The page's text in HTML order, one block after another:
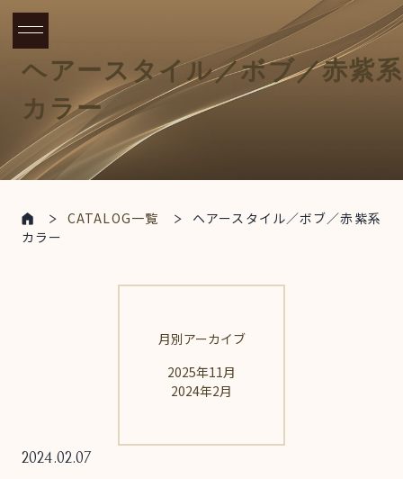
ヘアースタイル／ボブ／赤紫系
カラー
CATALOG一覧
ヘアースタイル／ボブ／赤紫系
カラー
2024.02.07
月別アーカイブ
2025年11月
2024年2月